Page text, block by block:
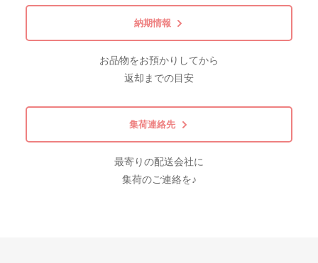
納期情報
お品物をお預かりしてから
返却までの目安
集荷連絡先
最寄りの配送会社に
集荷のご連絡を♪